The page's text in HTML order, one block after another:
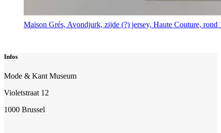
Maison Grés, Avondjurk, zijde (?) jersey, Haute Couture,
Infos
Mode & Kant Museum
Violetstraat 12
1000 Brussel